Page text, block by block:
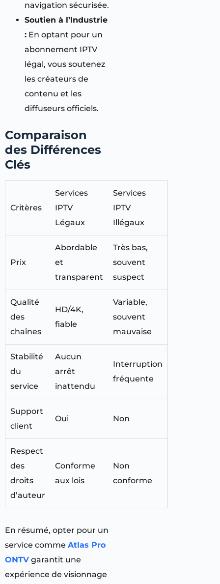
navigation sécurisée.
Soutien à l’Industrie
: En optant pour un
abonnement IPTV
légal, vous soutenez
les créateurs de
contenu et les
diffuseurs officiels.
Comparaison
des Différences
Clés
Critères
Services
IPTV
Légaux
Services
IPTV
Illégaux
Prix
Abordable
et
transparent
Très bas,
souvent
suspect
Qualité
des
chaînes
HD/4K,
fiable
Variable,
souvent
mauvaise
Stabilité
du
service
Aucun
arrêt
inattendu
Interruption
fréquente
Support
client
Oui Non
Respect
des
droits
d’auteur
Conforme
aux lois
Non
conforme
En résumé, opter pour un
service comme Atlas Pro
ONTV garantit une
expérience de visionnage